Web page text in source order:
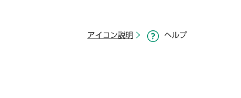
アイコン説明 ヘルプ